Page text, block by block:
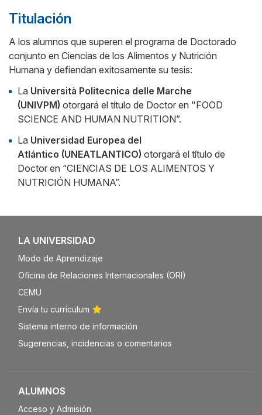
Titulación
A los alumnos que superen el programa de Doctorado
conjunto en Ciencias de los Alimentos y Nutrición
Humana y defiendan exitosamente su tesis:
La Università Politecnica delle Marche
(UNIVPM) otorgará el título de Doctor en "FOOD
SCIENCE AND HUMAN NUTRITION”.
La Universidad Europea del
Atlántico (UNEATLANTICO) otorgará el título de
Doctor en “CIENCIAS DE LOS ALIMENTOS Y
NUTRICIÓN HUMANA”.
LA UNIVERSIDAD
Modo de Aprendizaje
Oficina de Relaciones Internacionales (ORI)
CEMU
Envía tu currículum
Sistema interno de información
Sugerencias, incidencias o comentarios
ALUMNOS
Acceso y Admisión